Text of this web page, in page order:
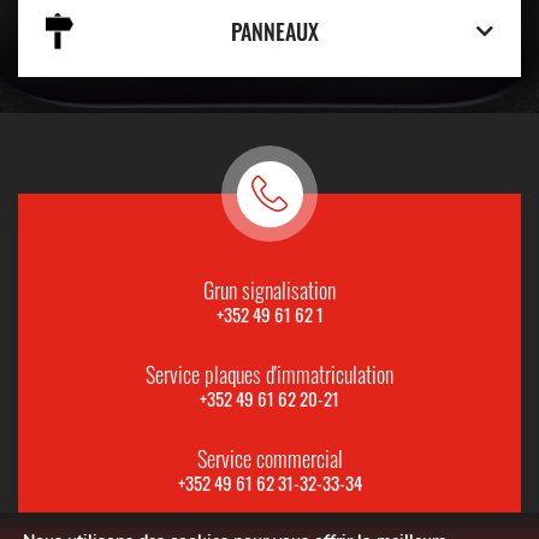
PANNEAUX
Grun signalisation
+352 49 61 62 1
Service plaques d'immatriculation
+352 49 61 62 20-21
Service commercial
+352 49 61 62 31-32-33-34